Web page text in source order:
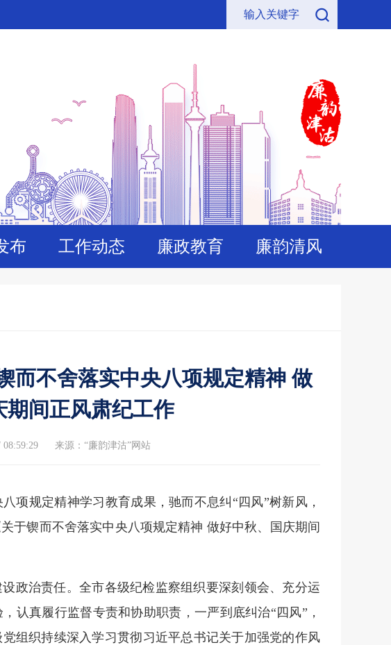
布 工作动态 廉政教育 廉韵清风
而不舍落实中央八项规定精神 做
期间正风肃纪工作
来源：“廉韵津沽”网站
项规定精神学习教育成果，驰而不息纠“四风”树新风，
于锲而不舍落实中央八项规定精神 做好中秋、国庆期间
政治责任。全市各级纪检监察组织要深刻领会、充分运
认真履行监督专责和协助职责，一严到底纠治“四风”，
组织持续深入学习贯彻习近平总书记关于加强党的作风